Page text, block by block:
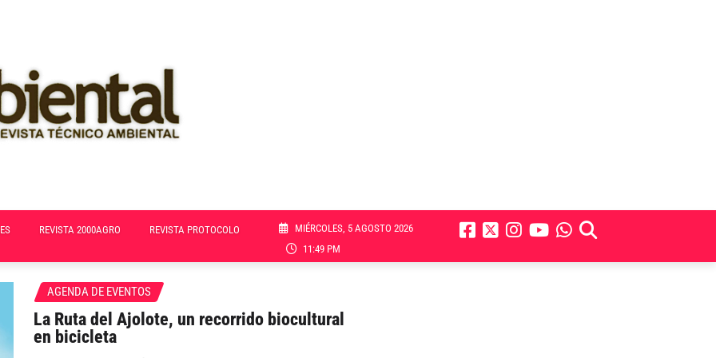
REVISTA 2000AGRO REVISTA PROTOCOLO
MIÉRCOLES, 5 AGOSTO 2026
11:49 PM
AGENDA DE EVENTOS
La Ruta del Ajolote, un recorrido biocultural
en bicicleta